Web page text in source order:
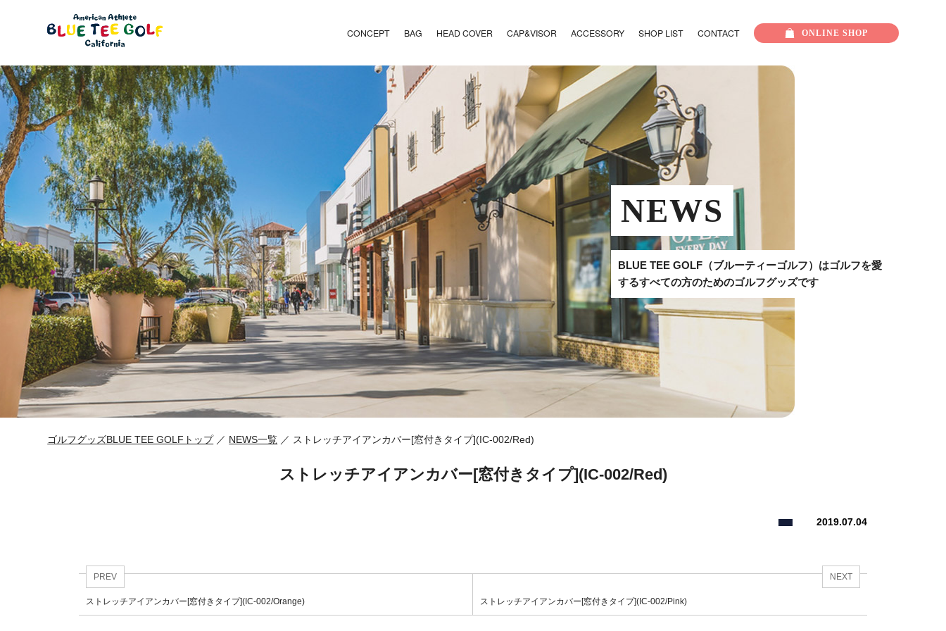
CONCEPT BAG HEAD COVER CAP&VISOR ACCESSORY SHOP LIST CONTACT ONLINE SHOP
NEWS
BLUE TEE GOLF（ブルーティーゴルフ）はゴルフを愛
するすべての方のためのゴルフグッズです
ゴルフグッズBLUE TEE GOLFトップ ／ NEWS一覧 ／ ストレッチアイアンカバー[窓付きタイプ](IC-002/Red)
ストレッチアイアンカバー[窓付きタイプ](IC-002/Red)
2019.07.04
PREV
ストレッチアイアンカバー[窓付きタイプ](IC-002/Orange)
NEXT
ストレッチアイアンカバー[窓付きタイプ](IC-002/Pink)